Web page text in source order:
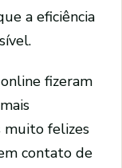
a eficiência
fizeram
muito felizes
contato de